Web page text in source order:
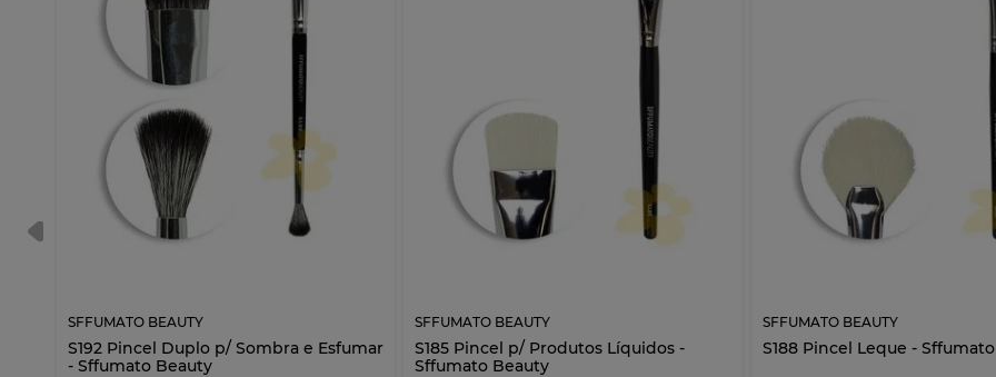
SFFUMATO BEAUTY
S192 Pincel Duplo p/ Sombra e Esfumar
- Sffumato Beauty
SFFUMATO BEAUTY
S185 Pincel p/ Produtos Líquidos -
Sffumato Beauty
SFFUMATO BEAUTY
S188 Pincel Leque -